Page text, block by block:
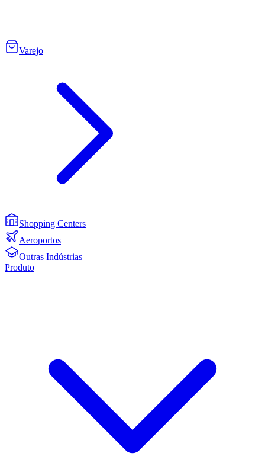
Varejo
Shopping Centers
Aeroportos
Outras Indústrias
Produto